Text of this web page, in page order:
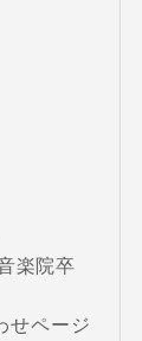
楽院卒
せページ